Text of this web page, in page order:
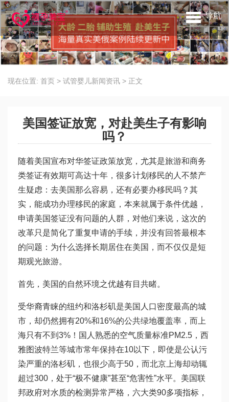
导航
现在位置: 首页 > 试管婴儿新闻资讯 > 正文
美国签证放宽，对赴美生子有影响
吗？
随着美国宣布对华签证政策放宽，尤其是旅游和商务
类签证有效期可高达十年，很多计划移民的人不禁产
生疑虑：去美国那么容易，还有必要办移民吗？其
实，能成功办理移民的家庭，本来就属于条件优越，
申请美国签证没有问题的人群，对他们来说，这次的
改革只是简化了重复申请的手续，并没有回答最根本
的问题：为什么选择长期居住在美国，而不仅仅是短
期观光旅游。
首先，美国的自然环境之优越有目共睹。
受华裔青睐的纽约和洛杉矶是美国人口密度最高的城
市，却仍然拥有20%和16%的公共绿地覆盖率，而上
海只有不到3%！国人熟悉的空气质量标准PM2.5，西
雅图波特兰等城市常年保持在10以下，即使是公认污
染严重的洛杉矶，也很少高于50，而北京上海却动辄
超过300，处于“极不健康”甚至“危害性”水平。美国联
邦政府对水质的检测异常严格，六大类90多项指标，